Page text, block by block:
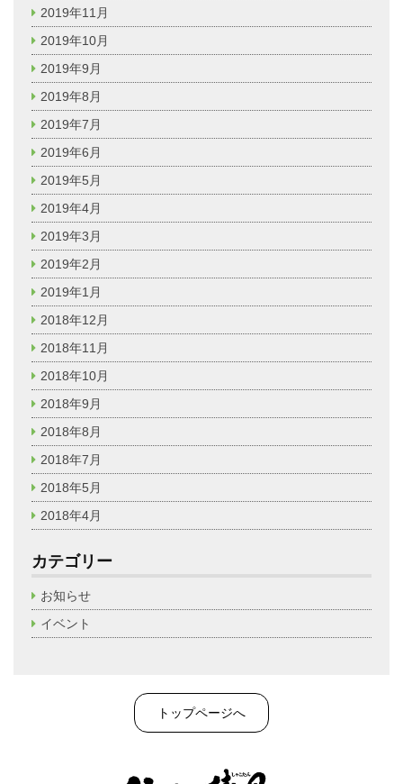
2019年11月
2019年10月
2019年9月
2019年8月
2019年7月
2019年6月
2019年5月
2019年4月
2019年3月
2019年2月
2019年1月
2018年12月
2018年11月
2018年10月
2018年9月
2018年8月
2018年7月
2018年5月
2018年4月
カテゴリー
お知らせ
イベント
トップページへ